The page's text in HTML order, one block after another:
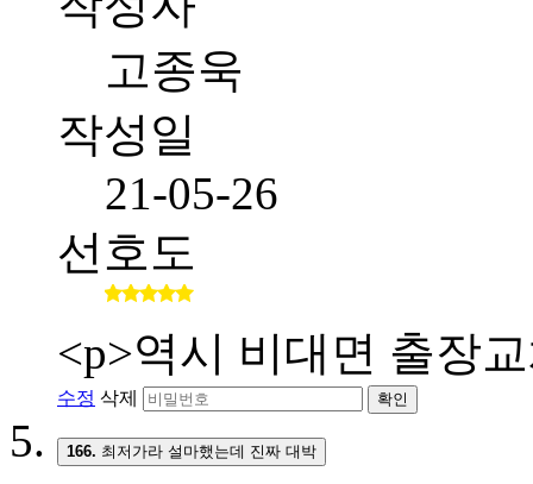
고종욱
작성일
21-05-26
선호도
<p>역시 비대면 출장
수정 삭제 확인
166. 최저가라 설마했는데 진짜 대박